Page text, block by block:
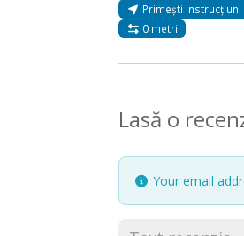
Primești instrucțiuni
0 metri
Lasă o
Your email